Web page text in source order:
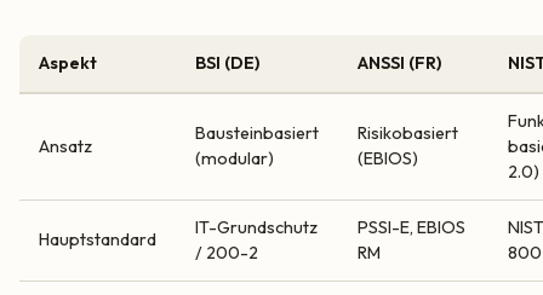
Aspekt BSI (DE) ANSSI (FR)
Ansatz
Bausteinbasiert
(modular)
Risikobasiert
(EBIOS)
2.0)
Hauptstandard
IT-Grundschutz
/ 200-2
PSSI-E, EBIOS
RM